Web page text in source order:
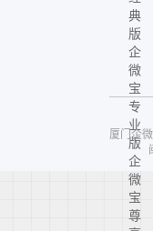
典
版
企
微
宝
专
业
版
企
微
宝
尊
厦门企